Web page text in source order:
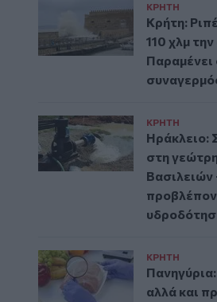
ΚΡΗΤΗ
Κρήτη:
110 χλμ
Παραμένει
ΚΡΗΤΗ
Ηράκλειο:
στη
Βασιλειών
ΚΡΗΤΗ
αλλά και